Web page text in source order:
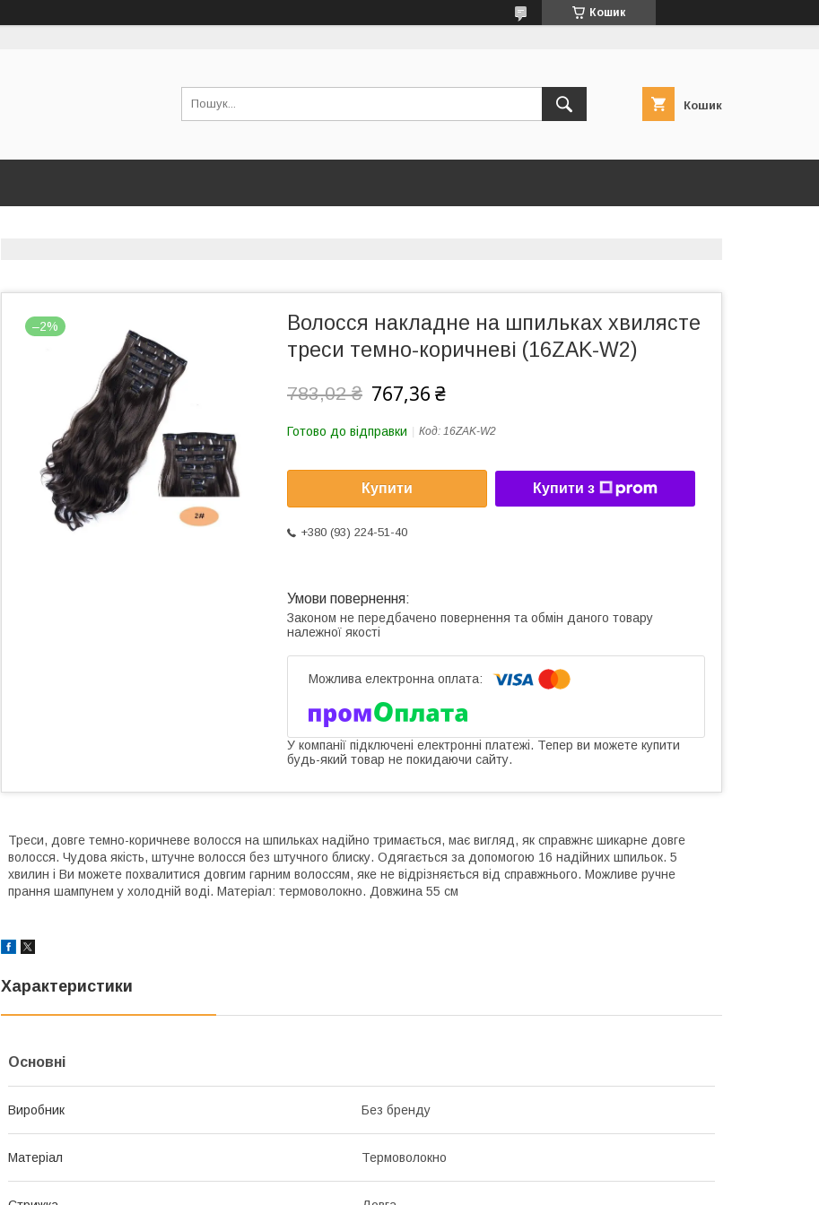
Кошик
Кошик
–2%
Волосся накладне на шпильках хвилясте
треси темно-коричневі (16ZAK-W2)
783,02 ₴ 767,36 ₴
Готово до відправки Код: 16ZAK-W2
Купити Купити з
+380 (93) 224-51-40
Законом не передбачено повернення та обмін даного товару
належної якості
У компанії підключені електронні платежі. Тепер ви можете купити
будь-який товар не покидаючи сайту.
Треси, довге темно-коричневе волосся на шпильках надійно тримається, має вигляд, як справжнє шикарне довге
волосся. Чудова якість, штучне волосся без штучного блиску. Одягається за допомогою 16 надійних шпильок. 5
хвилин і Ви можете похвалитися довгим гарним волоссям, яке не відрізняється від справжнього. Можливе ручне
прання шампунем у холодній воді. Матеріал: термоволокно. Довжина 55 см
Характеристики
Основні
Виробник Без бренду
Матеріал Термоволокно